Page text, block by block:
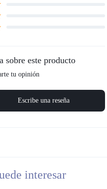
sobre este producto
tu opinión
Escribe una reseña
interesar